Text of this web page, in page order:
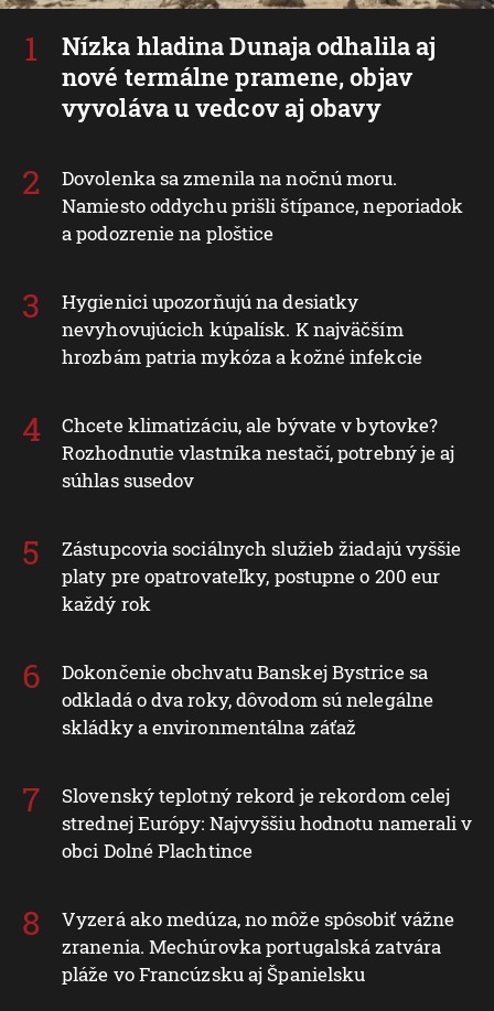
Nízka hladina Dunaja odhalila aj
nové termálne pramene, objav
vyvoláva u vedcov aj obavy
Dovolenka sa zmenila na nočnú moru.
Namiesto oddychu prišli štípance, neporiadok
a podozrenie na ploštice
Hygienici upozorňujú na desiatky
nevyhovujúcich kúpalísk. K najväčším
hrozbám patria mykóza a kožné infekcie
Chcete klimatizáciu, ale bývate v bytovke?
Rozhodnutie vlastníka nestačí, potrebný je aj
súhlas susedov
Zástupcovia sociálnych služieb žiadajú vyššie
platy pre opatrovateľky, postupne o 200 eur
každý rok
Dokončenie obchvatu Banskej Bystrice sa
odkladá o dva roky, dôvodom sú nelegálne
skládky a environmentálna záťaž
Slovenský teplotný rekord je rekordom celej
strednej Európy: Najvyššiu hodnotu namerali v
obci Dolné Plachtince
Vyzerá ako medúza, no môže spôsobiť vážne
zranenia. Mechúrovka portugalská zatvára
pláže vo Francúzsku aj Španielsku